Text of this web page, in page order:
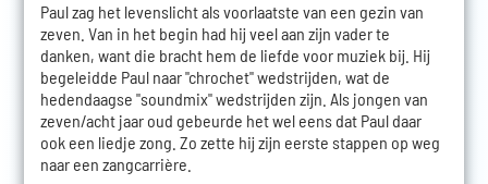
Paul zag het levenslicht als voorlaatste van een gezin van
zeven. Van in het begin had hij veel aan zijn vader te
danken, want die bracht hem de liefde voor muziek bij. Hij
begeleidde Paul naar "chrochet" wedstrijden, wat de
hedendaagse "soundmix" wedstrijden zijn. Als jongen van
zeven/acht jaar oud gebeurde het wel eens dat Paul daar
ook een liedje zong. Zo zette hij zijn eerste stappen op weg
naar een zangcarrière.